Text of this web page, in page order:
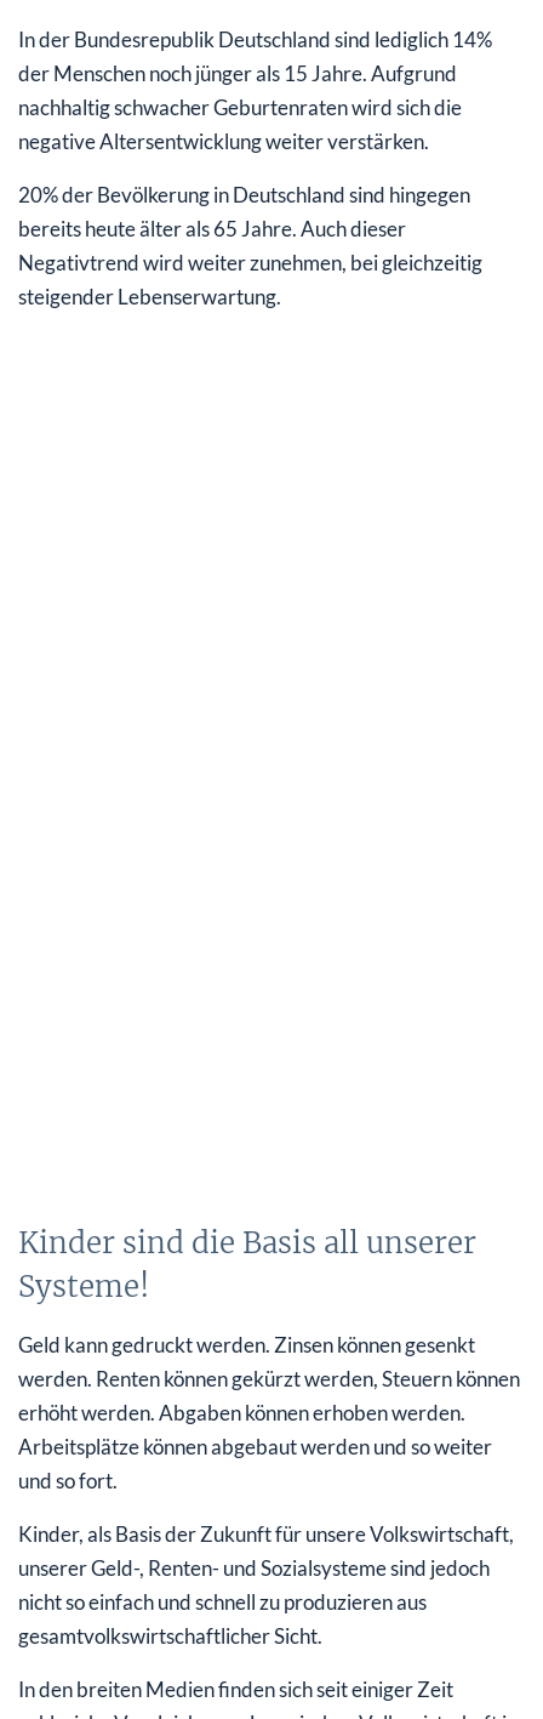
In der Bundesrepublik Deutschland sind lediglich 14%
der Menschen noch jünger als 15 Jahre. Aufgrund
nachhaltig schwacher Geburtenraten wird sich die
negative Altersentwicklung weiter verstärken.
20% der Bevölkerung in Deutschland sind hingegen
bereits heute älter als 65 Jahre. Auch dieser
Negativtrend wird weiter zunehmen, bei gleichzeitig
steigender Lebenserwartung.
Kinder sind die Basis all unserer
Systeme!
Geld kann gedruckt werden. Zinsen können gesenkt
werden. Renten können gekürzt werden, Steuern können
erhöht werden. Abgaben können erhoben werden.
Arbeitsplätze können abgebaut werden und so weiter
und so fort.
Kinder, als Basis der Zukunft für unsere Volkswirtschaft,
unserer Geld-, Renten- und Sozialsysteme sind jedoch
nicht so einfach und schnell zu produzieren aus
gesamtvolkswirtschaftlicher Sicht.
In den breiten Medien finden sich seit einiger Zeit